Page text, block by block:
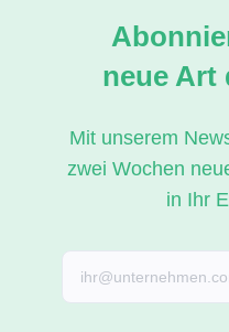
neue Art
Mit unserem
zwei Wochen
in Ihr